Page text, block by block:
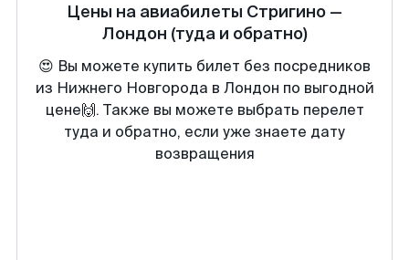
Цены на авиабилеты Стригино —
Лондон (туда и обратно)
😍 Вы можете купить билет без посредников
из Нижнего Новгорода в Лондон по выгодной
цене🙌. Также вы можете выбрать перелет
туда и обратно, если уже знаете дату
возвращения